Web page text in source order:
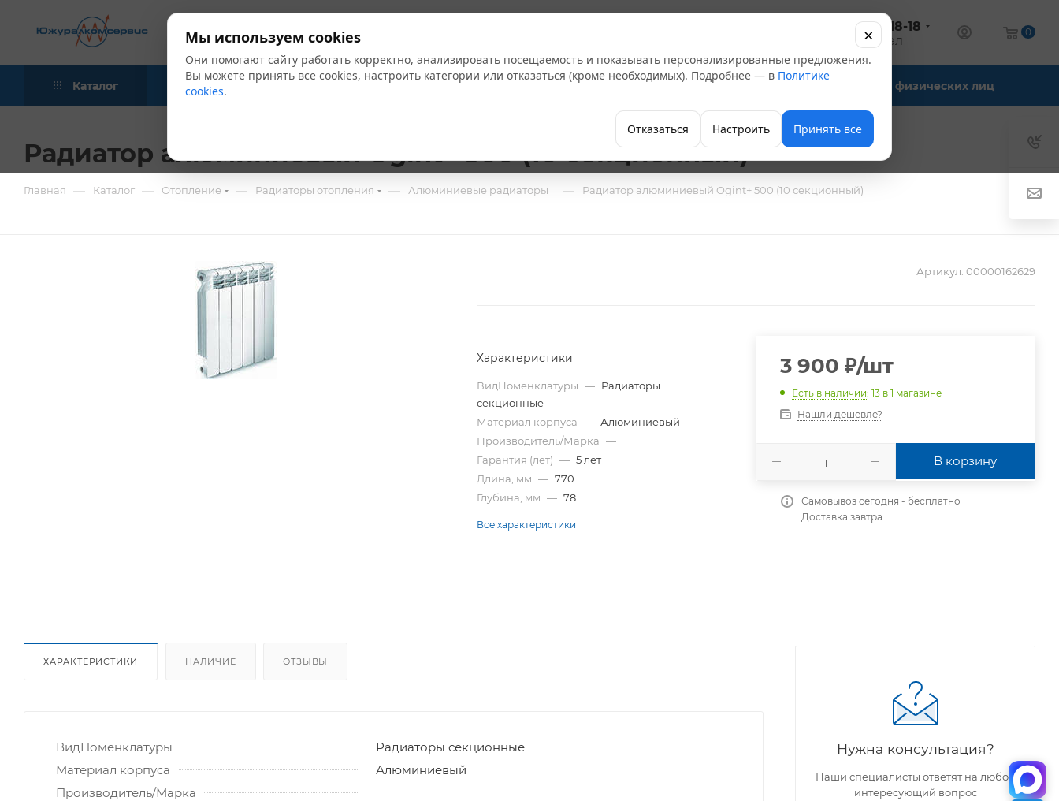
+7 (347) 246-18-18
оптовый отдел
0
Каталог Акции Бренды Компания Офис-склады Для физических лиц
Радиатор алюминиевый Ogint+ 500 (10 секционный)
Главная — Каталог — Отопление — Радиаторы отопления — Алюминиевые радиаторы — Радиатор алюминиевый Ogint+ 500 (10 секционный)
Артикул: 00000162629
Характеристики
ВидНоменклатуры — Радиаторы
секционные
Материал корпуса — Алюминиевый
Производитель/Марка —
Гарантия (лет) — 5 лет
Длина, мм — 770
Глубина, мм — 78
Все характеристики
3 900 ₽/шт
Есть в наличии: 13 в 1 магазине
Нашли дешевле?
В корзину
Самовывоз сегодня - бесплатно
Доставка завтра
ХАРАКТЕРИСТИКИ НАЛИЧИЕ ОТЗЫВЫ
ВидНоменклатуры
Радиаторы секционные
Материал корпуса
Алюминиевый
Производитель/Марка
Нужна консультация?
Наши специалисты ответят на любой
интересующий вопрос
Мы используем cookies
Они помогают сайту работать корректно, анализировать посещаемость и показывать персонализированные предложения.
Вы можете принять все cookies, настроить категории или отказаться (кроме необходимых). Подробнее — в Политике
cookies.
Отказаться Настроить Принять все
×